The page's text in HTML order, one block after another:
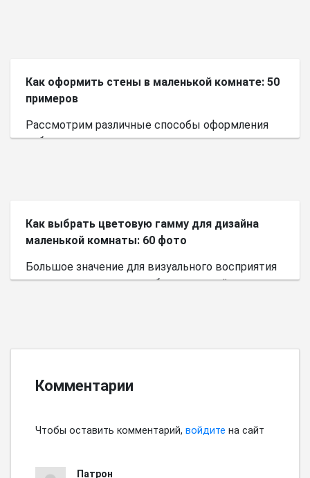
Как оформить стены в маленькой комнате: 50
примеров
Рассмотрим различные способы оформления
небольшого пространства.
Как выбрать цветовую гамму для дизайна
маленькой комнаты: 60 фото
Большое значение для визуального восприятия
пространства имеет выбор цветовой палитры.
Комментарии
Чтобы оставить комментарий, войдите на сайт
Патрон